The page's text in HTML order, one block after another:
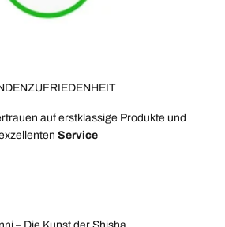
auf erstklassige Produkte und
Service